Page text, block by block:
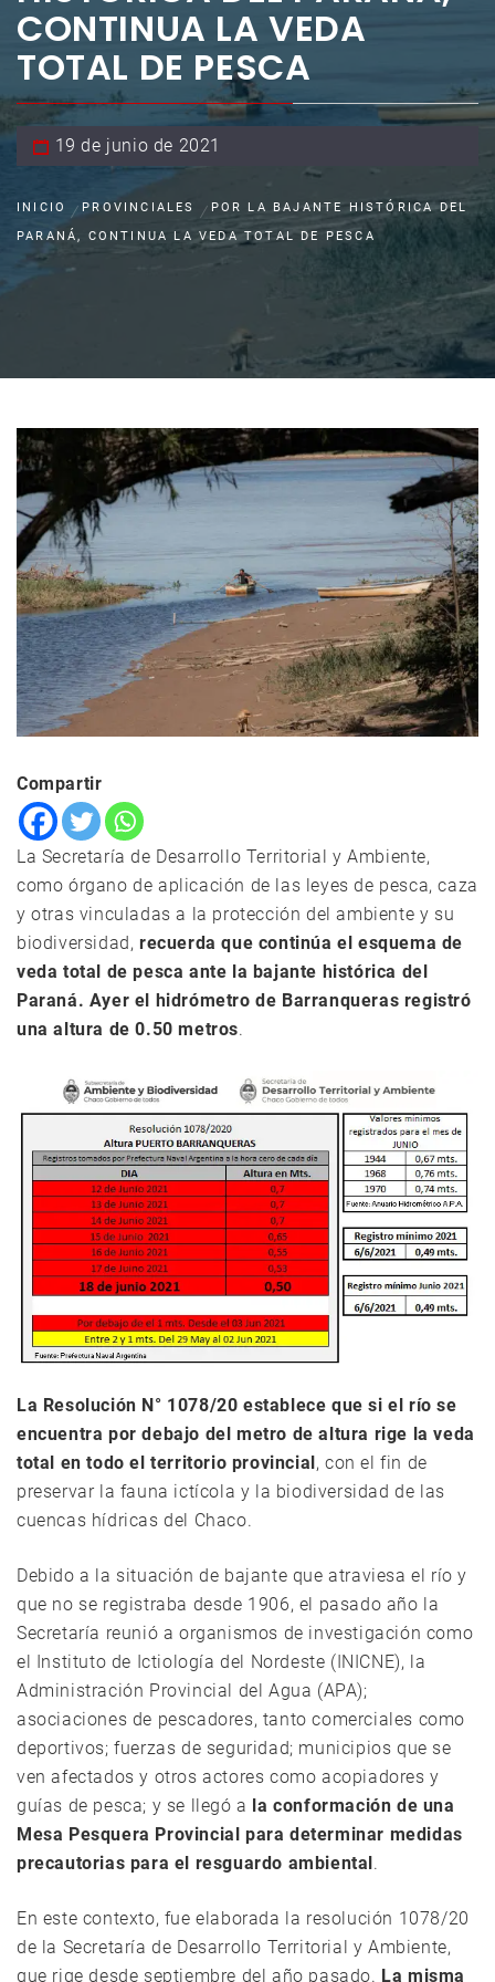
CONTINUA LA VEDA
TOTAL DE PESCA
19 de junio de 2021
INICIO PROVINCIALES
POR LA BAJANTE HISTÓRICA DEL
PARANÁ, CONTINUA LA VEDA TOTAL DE PESCA
Compartir
La Secretaría de Desarrollo Territorial y Ambiente,
como órgano de aplicación de las leyes de pesca, caza
y otras vinculadas a la protección del ambiente y su
biodiversidad, recuerda que continúa el esquema de
veda total de pesca ante la bajante histórica del
Paraná. Ayer el hidrómetro de Barranqueras registró
una altura de 0.50 metros.
La Resolución N° 1078/20 establece que si el río se
encuentra por debajo del metro de altura rige la veda
total en todo el territorio provincial , con el fin de
preservar la fauna ictícola y la biodiversidad de las
cuencas hídricas del Chaco.
Debido a la situación de bajante que atraviesa el río y
que no se registraba desde 1906, el pasado año la
Secretaría reunió a organismos de investigación como
el Instituto de Ictiología del Nordeste (INICNE), la
Administración Provincial del Agua (APA);
asociaciones de pescadores, tanto comerciales como
deportivos; fuerzas de seguridad; municipios que se
ven afectados y otros actores como acopiadores y
guías de pesca; y se llegó a la conformación de una
Mesa Pesquera Provincial para determinar medidas
precautorias para el resguardo ambiental .
En este contexto, fue elaborada la resolución 1078/20
de la Secretaría de Desarrollo Territorial y Ambiente,
que rige desde septiembre del año pasado. La misma